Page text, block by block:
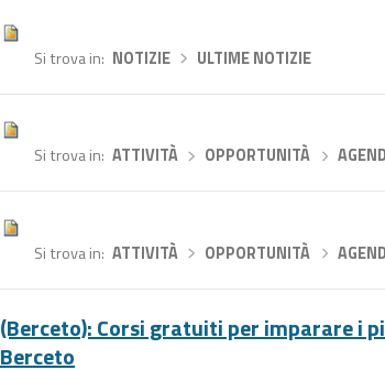
Si trova in NOTIZIE› ULTIME NOTIZIE
Si trova in ATTIVITÀ› OPPORTUNITÀ
Si trova in ATTIVITÀ› OPPORTUNITÀ
(Berceto): Corsi gratuiti per imparare i
Berceto